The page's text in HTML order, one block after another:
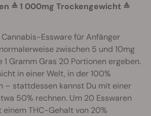
≙ 1 000mg Trockengewicht ≙
Cannabis-Essware für Anfänger
zwischen 5 und 10mg
1 Gramm Gras 20 Portionen ergeben.
in einer Welt, in der 100%
– stattdessen kannst Du mit einer
50% rechnen. Um 20 Esswaren
einem THC-Gehalt von 20%